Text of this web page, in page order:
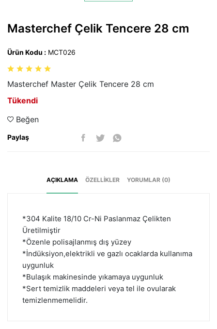
Masterchef Çelik Tencere 28 cm
Ürün Kodu : MCT026
Masterchef Master Çelik Tencere 28 cm
Tükendi
Beğen
Paylaş
AÇIKLAMA ÖZELLIKLER YORUMLAR (0)
*304 Kalite 18/10 Cr-Ni Paslanmaz Çelikten
Üretilmiştir
*Özenle polisajlanmış dış yüzey
*İndüksiyon,elektrikli ve gazlı ocaklarda kullanıma
uygunluk
*Bulaşık makinesinde yıkamaya uygunluk
*Sert temizlik maddeleri veya tel ile ovularak
temizlenmemelidir.